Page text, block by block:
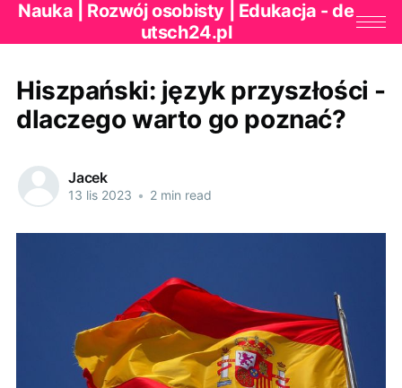
Nauka | Rozwój osobisty | Edukacja - de
utsch24.pl
Hiszpański: język przyszłości -
dlaczego warto go poznać?
Jacek
13 lis 2023 • 2 min read